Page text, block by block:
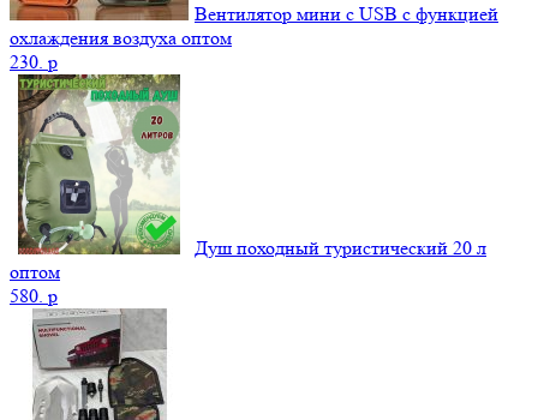
Вентилятор мини с USB с функцией
охлаждения воздуха оптом
230. p
Душ походный туристический 20 л
оптом
580. p